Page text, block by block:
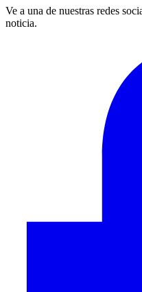
Ve a una de nuestras redes
noticia.